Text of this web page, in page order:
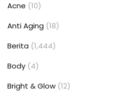
Acne (10)
Anti Aging (18)
Berita (1,444)
Body (4)
Bright & Glow (12)